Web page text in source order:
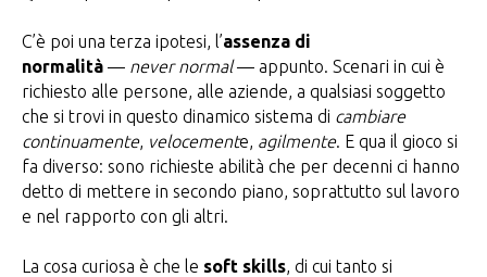
C’è poi una terza ipotesi, l’assenza di
normalità — never normal— appunto. Scenari in cui è
richiesto alle persone, alle aziende, a qualsiasi soggetto
che si trovi in questo dinamico sistema di cambiare
continuamente, velocemente, agilmente. E qua il gioco si
fa diverso: sono richieste abilità che per decenni ci hanno
detto di mettere in secondo piano, soprattutto sul lavoro
e nel rapporto con gli altri.
La cosa curiosa è che le soft skills, di cui tanto si